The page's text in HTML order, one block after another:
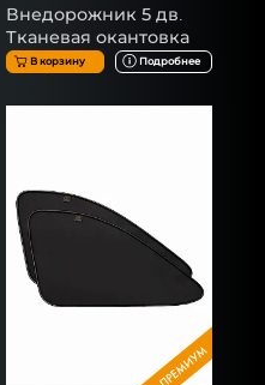
Внедорожник 5 дв.
Тканевая окантовка
В корзину Подробнее